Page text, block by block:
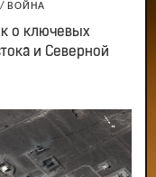
/ ВОЙНА
о ключевых
и Северной